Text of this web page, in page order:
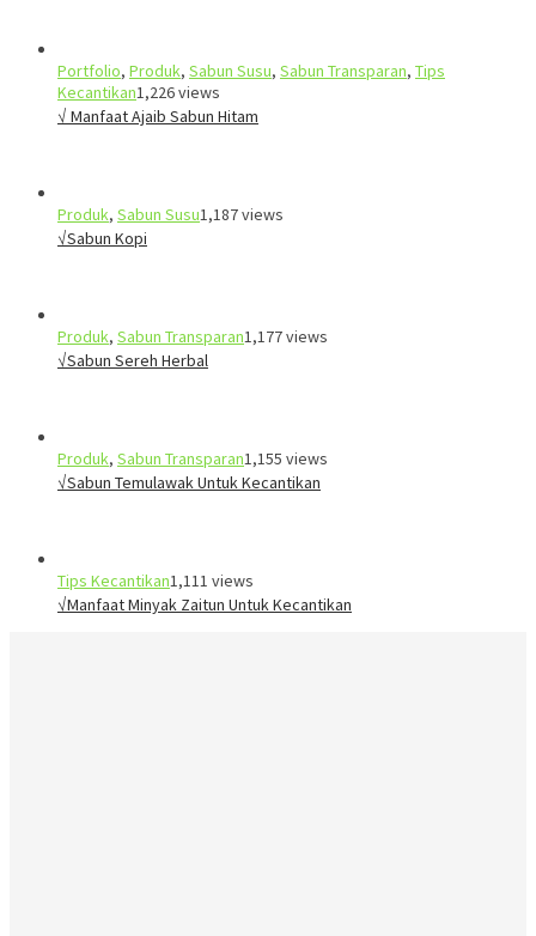
Portfolio, Produk, Sabun Susu, Sabun Transparan, Tips
Kecantikan1,226 views
√ Manfaat Ajaib Sabun Hitam
Produk, Sabun Susu1,187 views
√Sabun Kopi
Produk, Sabun Transparan1,177 views
√Sabun Sereh Herbal
Produk, Sabun Transparan1,155 views
√Sabun Temulawak Untuk Kecantikan
Tips Kecantikan1,111 views
√Manfaat Minyak Zaitun Untuk Kecantikan